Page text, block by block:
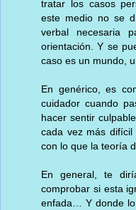
tratar los casos
este medio no se
verbal necesaria
orientación. Y se
caso es un mundo,
En genérico, es
cuidador cuando
hacer sentir
cada vez más difícil
con lo que la teoría
En general, te
comprobar si esta
enfada… Y donde